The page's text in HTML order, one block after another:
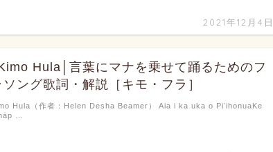
2021年12月4日
Hula│言葉にマナを乗せて踊るためのフ
ソング歌詞・解説［キモ・フラ］
Hula（作者：Helen Desha Beamer） Aia i ka uka o PiʻihonuaKe
…